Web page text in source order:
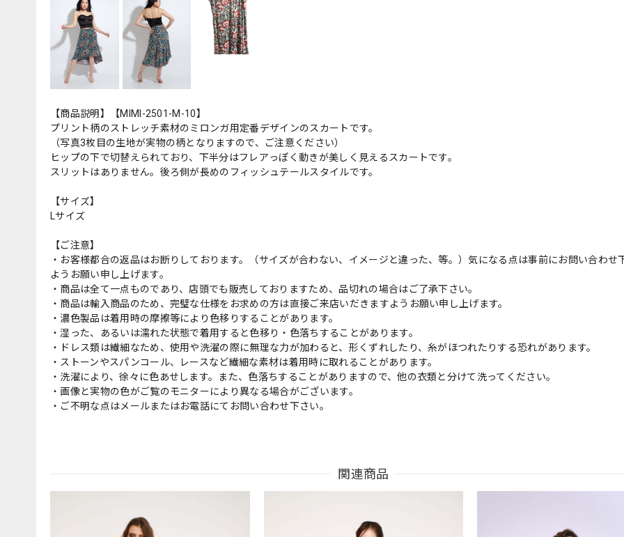
【商品説明】【MIMI-2501-M-10】
プリント柄のストレッチ素材のミロンガ用定番デザインのスカートです。
（写真3枚目の生地が実物の柄となりますので、ご注意ください）
ヒップの下で切替えられており、下半分はフレアっぽく動きが美しく見えるスカートです。
スリットはありません。後ろ側が長めのフィッシュテールスタイルです。
【サイズ】
Lサイズ
【ご注意】
・お客様都合の返品はお断りしております。（サイズが合わない、イメージと違った、等。）気になる点は事前にお問い合わせ
ようお願い申し上げます。
・商品は全て一点ものであり、店頭でも販売しておりますため、品切れの場合はご了承下さい。
・商品は輸入商品のため、完璧な仕様をお求めの方は直接ご来店いだきますようお願い申し上げます。
・濃色製品は着用時の摩擦等により色移りすることがあります。
・湿った、あるいは濡れた状態で着用すると色移り・色落ちすることがあります。
・ドレス類は繊細なため、使用や洗濯の際に無理な力が加わると、形くずれしたり、糸がほつれたりする恐れがあります。
・ストーンやスパンコール、レースなど繊細な素材は着用時に取れることがあります。
・洗濯により、徐々に色あせします。また、色落ちすることがありますので、他の衣類と分けて洗ってください。
・画像と実物の色がご覧のモニターにより異なる場合がございます。
・ご不明な点はメールまたはお電話にてお問い合わせ下さい。
関連商品